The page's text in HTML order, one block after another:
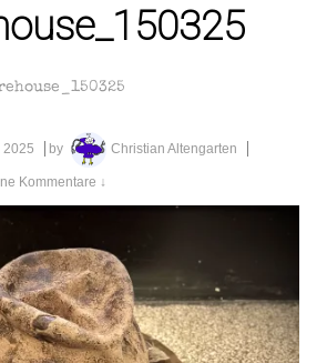
2025 by Christian Altengarten
Kommentare ↓